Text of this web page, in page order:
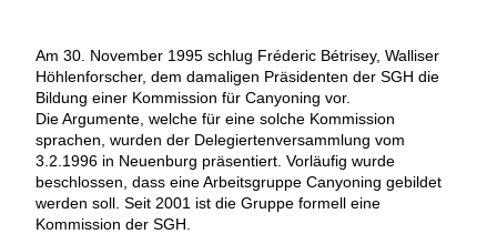
Am 30. November 1995 schlug Fréderic Bétrisey, Walliser
Höhlenforscher, dem damaligen Präsidenten der SGH die
Bildung einer Kommission für Canyoning vor.
Die Argumente, welche für eine solche Kommission
sprachen, wurden der Delegiertenversammlung vom
3.2.1996 in Neuenburg präsentiert. Vorläufig wurde
beschlossen, dass eine Arbeitsgruppe Canyoning gebildet
werden soll. Seit 2001 ist die Gruppe formell eine
Kommission der SGH.